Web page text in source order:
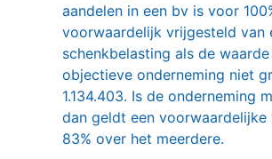
aandelen in een bv is voor
voorwaardelijk vrijgesteld
schenkbelasting als de
objectieve onderneming niet
1.134.403. Is de onderneming
dan geldt een
83% over het meerdere.